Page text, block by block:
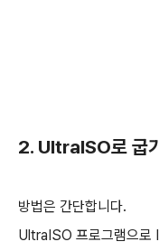
2. UltraISO로 굽
방법은 간단합니다.
UltraISO 프로그램으로